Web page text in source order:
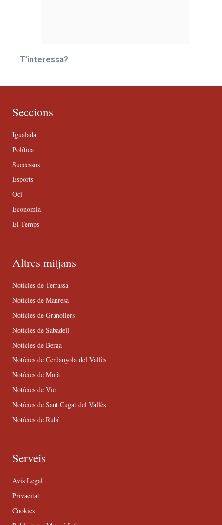
T’interessa?
Seccions
Igualada
Política
Successos
Esports
Oci
Economia
El Temps
Altres mitjans
Notícies de Terrassa
Notícies de Manresa
Notícies de Granollers
Notícies de Sabadell
Notícies de Berga
Notícies de Cerdanyola del Vallès
Notícies de Moià
Notícies de Vic
Notícies de Sant Cugat del Vallès
Notícies de Rubí
Serveis
Avís Legal
Privacitat
Cookies